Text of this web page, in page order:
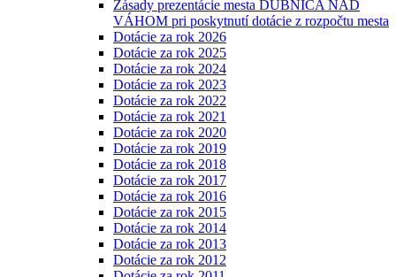
Zásady prezentácie mesta DUBNICA NAD
VÁHOM pri poskytnutí dotácie z rozpočtu mesta
Dotácie za rok 2026
Dotácie za rok 2025
Dotácie za rok 2024
Dotácie za rok 2023
Dotácie za rok 2022
Dotácie za rok 2021
Dotácie za rok 2020
Dotácie za rok 2019
Dotácie za rok 2018
Dotácie za rok 2017
Dotácie za rok 2016
Dotácie za rok 2015
Dotácie za rok 2014
Dotácie za rok 2013
Dotácie za rok 2012